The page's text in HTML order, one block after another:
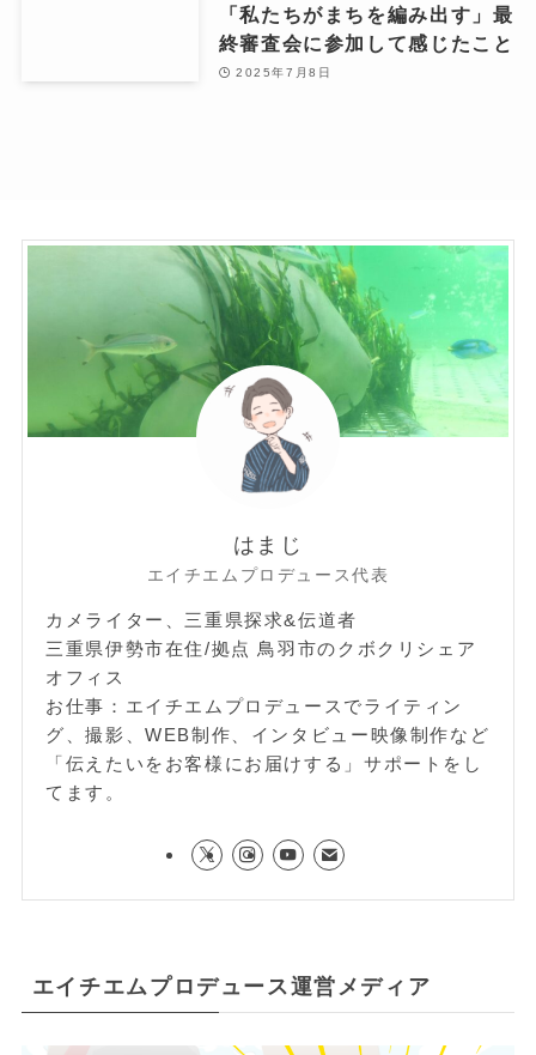
「私たちがまちを編み出す」最
終審査会に参加して感じたこと
2025年7月8日
はまじ
エイチエムプロデュース代表
カメライター、三重県探求&伝道者
三重県伊勢市在住/拠点 鳥羽市のクボクリシェア
オフィス
お仕事：エイチエムプロデュースでライティン
グ、撮影、WEB制作、インタビュー映像制作など
「伝えたいをお客様にお届けする」サポートをし
てます。
エイチエムプロデュース運営メディア